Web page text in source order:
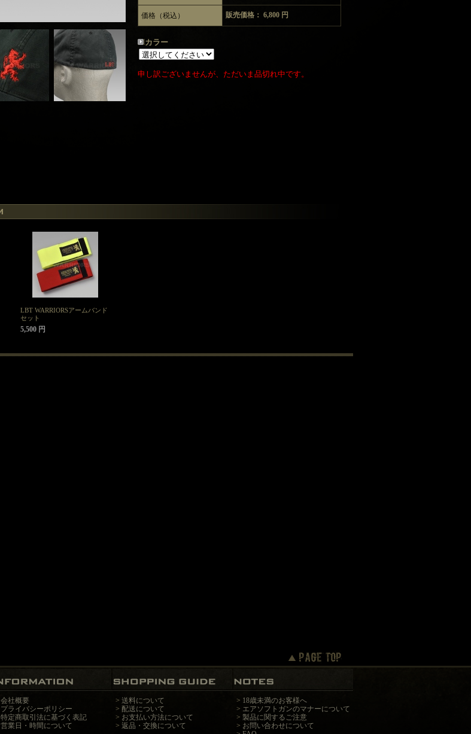
価格（税込） 販売価格： 6,800 円
カラー
申し訳ございませんが、ただいま品切れ中です。
LBT WARRIORSアームバンド
セット
5,500 円
会社概要
プライバシーポリシー
特定商取引法に基づく表記
営業日・時間について
> 送料について
> 配送について
> お支払い方法について
> 返品・交換について
> 18歳未満のお客様へ
> エアソフトガンのマナーについて
> 製品に関するご注意
> お問い合わせについて